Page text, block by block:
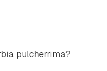
pulcherrima?